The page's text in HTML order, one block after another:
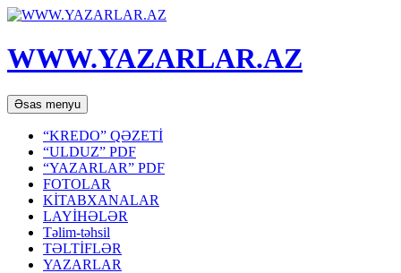
WWW.YAZARLAR.AZ
Axtar
Əsas menyu Mühtəviyyata
keç
“KREDO” QƏZETİ
“ULDUZ” PDF
“YAZARLAR” PDF
FOTOLAR
KİTABXANALAR
LAYİHƏLƏR
Təlim-təhsil
TƏLTİFLƏR
YAZARLAR